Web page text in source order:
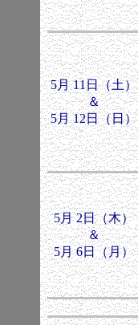
5月 11日（土）
＆
5月 12日（日）
5月 2日（木）
＆
5月 6日（月）